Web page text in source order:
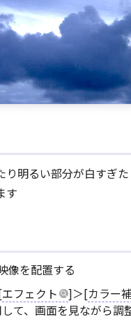
り明るい部分が白すぎた
す
像を配置する
エフェクト ]＞[カラー
て、画面を見ながら調